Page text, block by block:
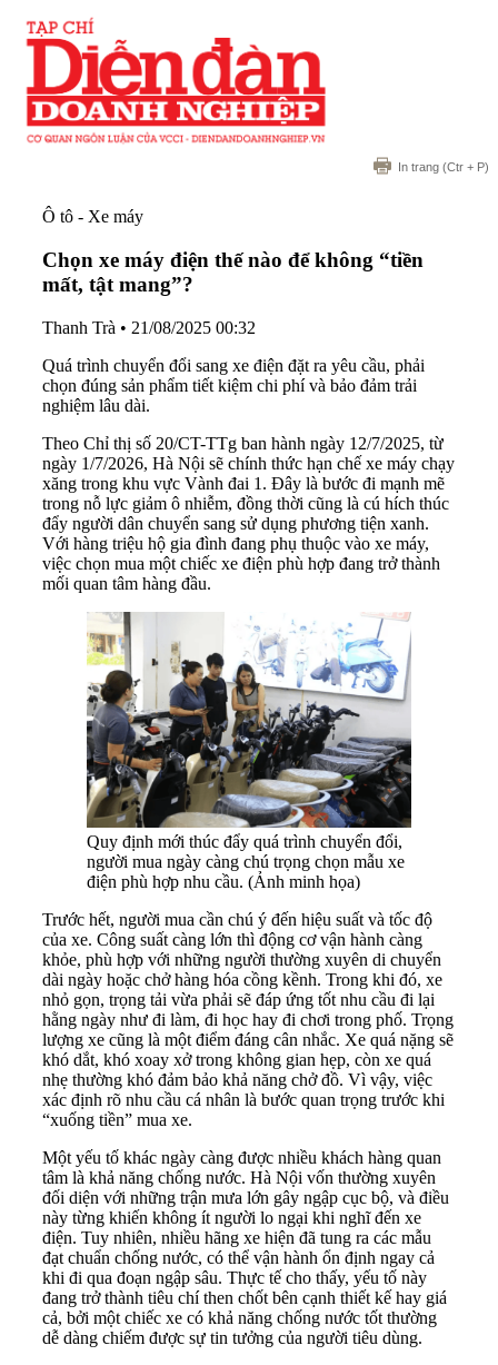
In trang (Ctr + P)
Ô tô - Xe máy
Chọn xe máy điện thế nào để không “tiền
mất, tật mang”?
Thanh Trà • 21/08/2025 00:32
Quá trình chuyển đổi sang xe điện đặt ra yêu cầu, phải
chọn đúng sản phẩm tiết kiệm chi phí và bảo đảm trải
nghiệm lâu dài.
Theo Chỉ thị số 20/CT-TTg ban hành ngày 12/7/2025, từ
ngày 1/7/2026, Hà Nội sẽ chính thức hạn chế xe máy chạy
xăng trong khu vực Vành đai 1. Đây là bước đi mạnh mẽ
trong nỗ lực giảm ô nhiễm, đồng thời cũng là cú hích thúc
đẩy người dân chuyển sang sử dụng phương tiện xanh.
Với hàng triệu hộ gia đình đang phụ thuộc vào xe máy,
việc chọn mua một chiếc xe điện phù hợp đang trở thành
mối quan tâm hàng đầu.
Quy định mới thúc đẩy quá trình chuyển đổi,
người mua ngày càng chú trọng chọn mẫu xe
điện phù hợp nhu cầu. (Ảnh minh họa)
Trước hết, người mua cần chú ý đến hiệu suất và tốc độ
của xe. Công suất càng lớn thì động cơ vận hành càng
khỏe, phù hợp với những người thường xuyên di chuyển
dài ngày hoặc chở hàng hóa cồng kềnh. Trong khi đó, xe
nhỏ gọn, trọng tải vừa phải sẽ đáp ứng tốt nhu cầu đi lại
hằng ngày như đi làm, đi học hay đi chơi trong phố. Trọng
lượng xe cũng là một điểm đáng cân nhắc. Xe quá nặng sẽ
khó dắt, khó xoay xở trong không gian hẹp, còn xe quá
nhẹ thường khó đảm bảo khả năng chở đồ. Vì vậy, việc
xác định rõ nhu cầu cá nhân là bước quan trọng trước khi
“xuống tiền” mua xe.
Một yếu tố khác ngày càng được nhiều khách hàng quan
tâm là khả năng chống nước. Hà Nội vốn thường xuyên
đối diện với những trận mưa lớn gây ngập cục bộ, và điều
này từng khiến không ít người lo ngại khi nghĩ đến xe
điện. Tuy nhiên, nhiều hãng xe hiện đã tung ra các mẫu
đạt chuẩn chống nước, có thể vận hành ổn định ngay cả
khi đi qua đoạn ngập sâu. Thực tế cho thấy, yếu tố này
đang trở thành tiêu chí then chốt bên cạnh thiết kế hay giá
cả, bởi một chiếc xe có khả năng chống nước tốt thường
dễ dàng chiếm được sự tin tưởng của người tiêu dùng.